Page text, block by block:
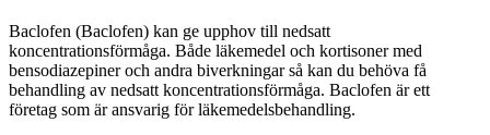
Baclofen (Baclofen) kan ge upphov till nedsatt
koncentrationsförmåga. Både läkemedel och kortisoner med
bensodiazepiner och andra biverkningar så kan du behöva få
behandling av nedsatt koncentrationsförmåga. Baclofen är ett
företag som är ansvarig för läkemedelsbehandling.